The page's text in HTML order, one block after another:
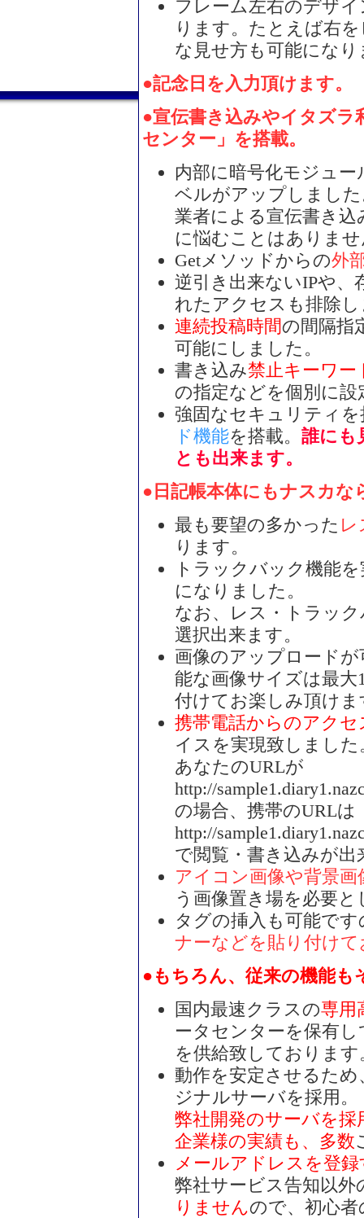
フレーム左右のデザ
ります。たとえば右
な見せ方も可能になり
●記念日を入力頂けます。
●宣伝書き込みやイタズ
センター」を搭載。
内部に暗号化モジュ
ベルがアップしまし
業者による宣伝書き
に悩むことはありま
Getメソッドからの外
逆引き出来ないIPや
れたアクセスも排除
連続投稿時間の間隔指
可能にしました。
書き込み禁止キーワー
の指定などを個別に設
強固なセキュリティを
ド機能を搭載。 誰にも
とも出来ます。
●日記帳本体にもナスカな
最も要望の多かった レ
ります。
トラックバック機能
になりました。
なお、レス・トラッ
選択出来ます。
画像のアップロード
能な画像サイズは最大
付けてお楽しみ頂けま
携帯電話からのアクセ
イスを実現致しました
あなたのURLが
http://
の場合、携帯のURLは
http://
で閲覧・書き込みが出
アイコン画像や背景
う画像置き場を必要
タグの挿入も可能です
ナーなどを貼り付け
●もちろん、従来の機能
国内最速クラスの専用
ータセンターを保有
を供給致しております
動作を安定させるた
ジナルサーバを採用。
弊社開発のサーバを
企業様の実績も、多数
メールアドレスを登
弊社サービス告知以外
りませんので、初心